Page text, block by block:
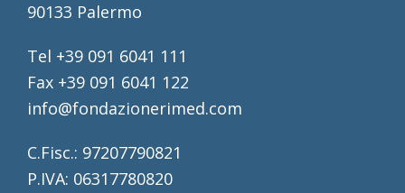
90133 Palermo
Tel +39 091 6041 111
Fax +39 091 6041 122
info@fondazionerimed.com
C.Fisc.: 97207790821
P.IVA: 06317780820